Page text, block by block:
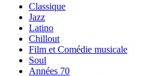
Classique
Jazz
Latino
Chillout
Film et Comédie musicale
Soul
Années 70